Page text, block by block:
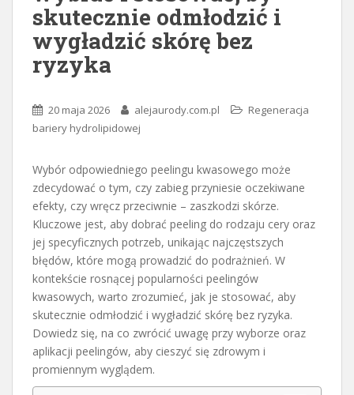
skutecznie odmłodzić i
wygładzić skórę bez
ryzyka
20 maja 2026 alejaurody.com.pl
Regeneracja
bariery hydrolipidowej
Wybór odpowiedniego peelingu kwasowego może
zdecydować o tym, czy zabieg przyniesie oczekiwane
efekty, czy wręcz przeciwnie – zaszkodzi skórze.
Kluczowe jest, aby dobrać peeling do rodzaju cery oraz
jej specyficznych potrzeb, unikając najczęstszych
błędów, które mogą prowadzić do podrażnień. W
kontekście rosnącej popularności peelingów
kwasowych, warto zrozumieć, jak je stosować, aby
skutecznie odmłodzić i wygładzić skórę bez ryzyka.
Dowiedz się, na co zwrócić uwagę przy wyborze oraz
aplikacji peelingów, aby cieszyć się zdrowym i
promiennym wyglądem.